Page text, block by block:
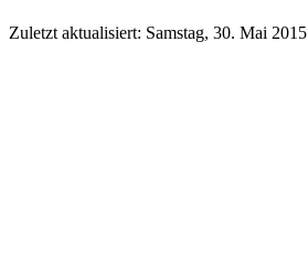
Zuletzt aktualisiert: Samstag, 30. Mai 2015